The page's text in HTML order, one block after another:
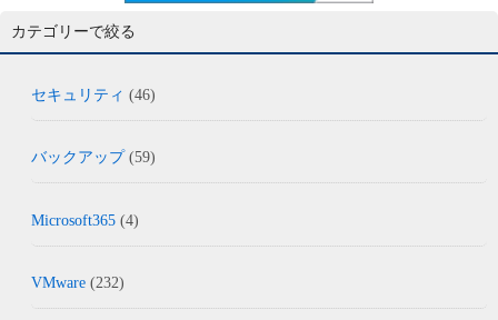
カテゴリーで絞る
セキュリティ (46)
バックアップ(59)
Microsoft365 (4)
VMware (232)